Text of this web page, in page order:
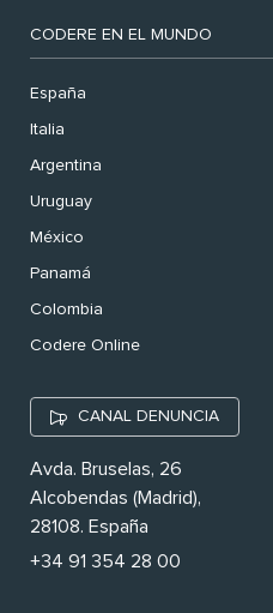
CODERE EN EL MUNDO
España
Italia
Argentina
Uruguay
México
Panamá
Colombia
Codere Online
CANAL DENUNCIA
Avda. Bruselas, 26
Alcobendas (Madrid),
28108. España
+34 91 354 28 00